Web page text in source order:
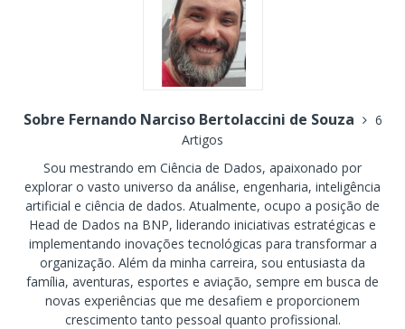
Sobre Fernando Narciso Bertolaccini de Souza
6
Artigos
Sou mestrando em Ciência de Dados, apaixonado por
explorar o vasto universo da análise, engenharia, inteligência
artificial e ciência de dados. Atualmente, ocupo a posição de
Head de Dados na BNP, liderando iniciativas estratégicas e
implementando inovações tecnológicas para transformar a
organização. Além da minha carreira, sou entusiasta da
família, aventuras, esportes e aviação, sempre em busca de
novas experiências que me desafiem e proporcionem
crescimento tanto pessoal quanto profissional.